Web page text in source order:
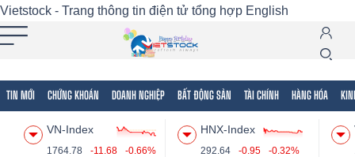
Vietstock - Trang thông tin điện tử tổng hợp English
TIN MỚI CHỨNG KHOÁN DOANH NGHIỆP BẤT ĐỘNG SẢN TÀI CHÍNH HÀNG HÓA
VN-Index
1764.78 -11.68 -0.66%
HNX-Index
292.64 -0.95 -0.32%
Tất cả Tính năng Ngành Mã chứng khoán
Tính